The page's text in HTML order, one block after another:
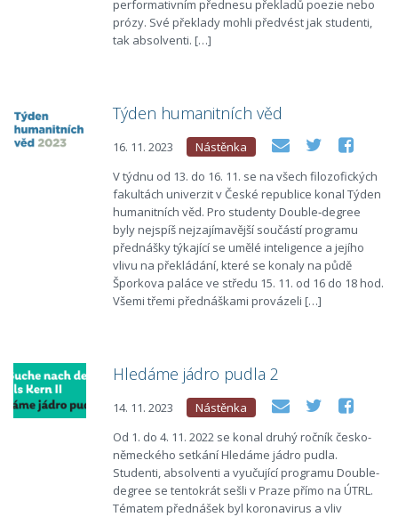
performativním přednesu překladů poezie nebo
prózy. Své překlady mohli předvést jak studenti,
tak absolventi. […]
Týden humanitních věd
16. 11. 2023
Nástěnka
V týdnu od 13. do 16. 11. se na všech filozofických
fakultách univerzit v České republice konal Týden
humanitních věd. Pro studenty Double‑degree
byly nejspíš nejzajímavější součástí programu
přednášky týkající se umělé inteligence a jejího
vlivu na překládání, které se konaly na půdě
Šporkova paláce ve středu 15. 11. od 16 do 18 hod.
Všemi třemi přednáškami provázeli […]
Hledáme jádro pudla 2
14. 11. 2023
Nástěnka
Od 1. do 4. 11. 2022 se konal druhý ročník česko-
německého setkání Hledáme jádro pudla.
Studenti, absolventi a vyučující programu Double-
degree se tentokrát sešli v Praze přímo na ÚTRL.
Tématem přednášek byl koronavirus a vliv